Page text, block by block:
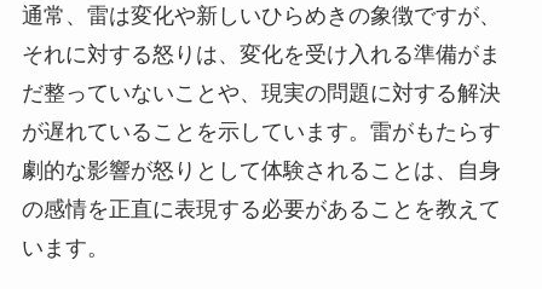
通常、雷は変化や新しいひらめきの象徴ですが、
それに対する怒りは、変化を受け入れる準備がま
だ整っていないことや、現実の問題に対する解決
が遅れていることを示しています。雷がもたらす
劇的な影響が怒りとして体験されることは、自身
の感情を正直に表現する必要があることを教えて
います。